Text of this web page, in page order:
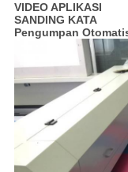
VIDEO APLIKASI
SANDING KATA
Pengumpan